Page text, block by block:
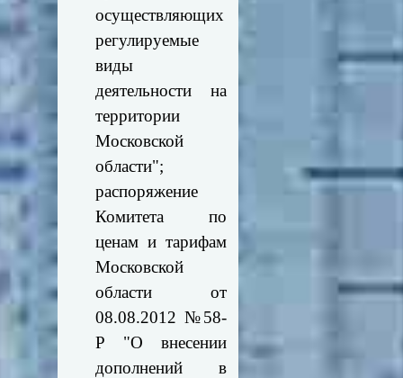
осуществляющих
регулируемые
виды
деятельности на
территории
Московской
области";
распоряжение
Комитета по
ценам и тарифам
Московской
области от
08.08.2012 №58-
Р "О внесении
дополнений в